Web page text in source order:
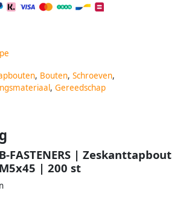
, Bouten, Schroeven,
, Gereedschap
FASTENERS | Zeskanttapbout
| 200 st